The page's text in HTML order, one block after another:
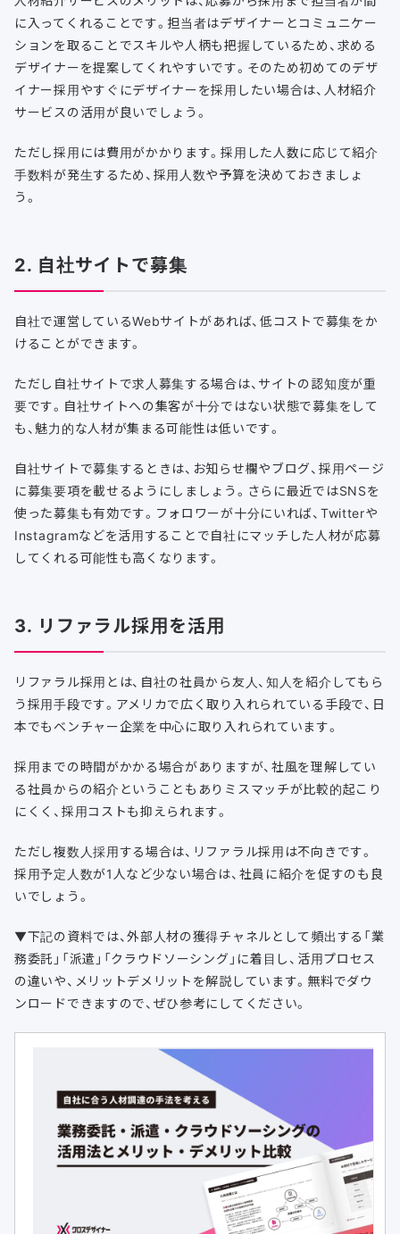
に入ってくれることです。担当者はデザイナーとコミュニケー
ションを取ることでスキルや人柄も把握しているため、求める
デザイナーを提案してくれやすいです。そのため初めてのデザ
イナー採用やすぐにデザイナーを採用したい場合は、人材紹介
サービスの活用が良いでしょう。
ただし採用には費用がかかります。採用した人数に応じて紹介
手数料が発生するため、採用人数や予算を決めておきましょ
う。
2. 自社サイトで募集
自社で運営しているWebサイトがあれば、低コストで募集をか
けることができます。
ただし自社サイトで求人募集する場合は、サイトの認知度が重
要です。自社サイトへの集客が十分ではない状態で募集をして
も、魅力的な人材が集まる可能性は低いです。
自社サイトで募集するときは、お知らせ欄やブログ、採用ページ
に募集要項を載せるようにしましょう。さらに最近ではSNSを
使った募集も有効です。フォロワーが十分にいれば、Twitterや
Instagramなどを活用することで自社にマッチした人材が応募
してくれる可能性も高くなります。
3. リファラル採用を活用
リファラル採用とは、自社の社員から友人、知人を紹介してもら
う採用手段です。アメリカで広く取り入れられている手段で、日
本でもベンチャー企業を中心に取り入れられています。
採用までの時間がかかる場合がありますが、社風を理解してい
る社員からの紹介ということもありミスマッチが比較的起こり
にくく、採用コストも抑えられます。
ただし複数人採用する場合は、リファラル採用は不向きです。
採用予定人数が1人など少ない場合は、社員に紹介を促すのも良
いでしょう。
▼下記の資料では、外部人材の獲得チャネルとして頻出する「業
務委託」「派遣」「クラウドソーシング」に着目し、活用プロセス
の違いや、メリットデメリットを解説しています。無料でダウ
ンロードできますので、ぜひ参考にしてください。